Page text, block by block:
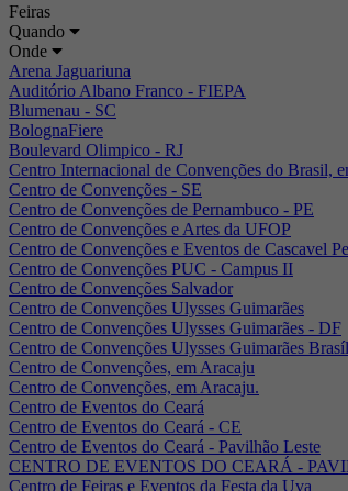
Feiras
Quando
Onde
Arena Jaguariuna
Auditório Albano Franco - FIEPA
Blumenau - SC
BolognaFiere
Boulevard Olimpico - RJ
Centro Internacional de Convenções do Brasil,
Centro de Convenções - SE
Centro de Convenções de Pernambuco - PE
Centro de Convenções e Artes da UFOP
Centro de Convenções e Eventos de Cascavel
Centro de Convenções PUC - Campus II
Centro de Convenções Salvador
Centro de Convenções Ulysses Guimarães
Centro de Convenções Ulysses Guimarães - DF
Centro de Convenções Ulysses Guimarães
Centro de Convenções, em Aracaju
Centro de Convenções, em Aracaju.
Centro de Eventos do Ceará
Centro de Eventos do Ceará - CE
Centro de Eventos do Ceará - Pavilhão Leste
CENTRO DE EVENTOS DO CEARÁ -
Centro de Feiras e Eventos da Festa da Uva